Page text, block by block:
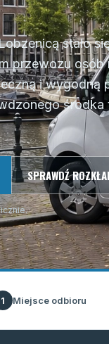
stało
przewozu
i
środka
SPRAWDŹ
1 Miejsce odbioru